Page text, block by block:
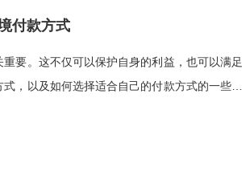
付款方式
要。这不仅可以保护自身的利益，也可以满足
，以及如何选择适合自己的付款方式的一些建